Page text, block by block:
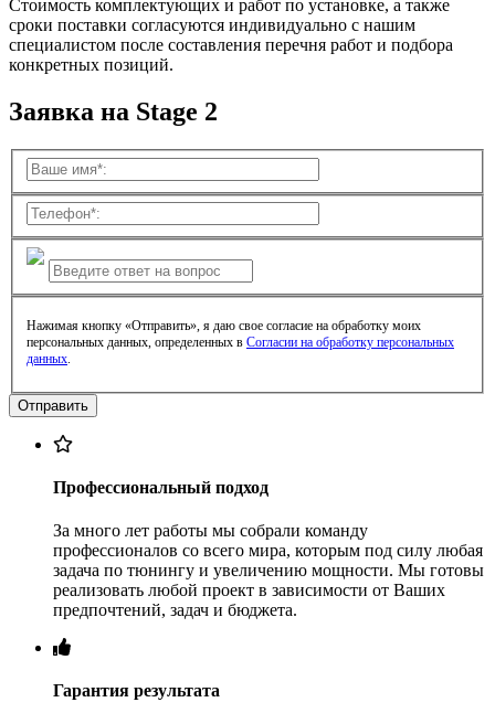
Стоимость комплектующих и работ по установке, а также
сроки поставки согласуются индивидуально с нашим
специалистом после составления перечня работ и подбора
конкретных позиций.
Заявка на Stage 2
Нажимая кнопку «Отправить», я даю свое согласие на обработку моих
персональных данных, определенных в Согласии на обработку персональных
данных
Профессиональный подход
За много лет работы мы собрали команду
профессионалов со всего мира, которым под силу любая
задача по тюнингу и увеличению мощности. Мы готовы
реализовать любой проект в зависимости от Ваших
предпочтений, задач и бюджета.
Гарантия результата